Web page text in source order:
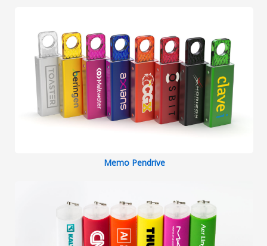
Memo Pendrive